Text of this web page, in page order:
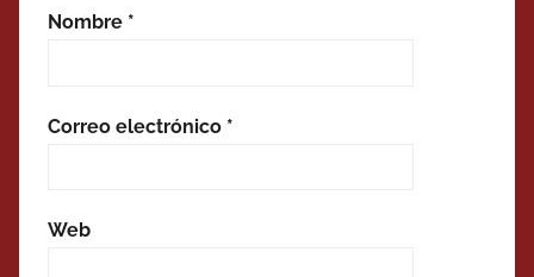
Nombre *
Correo electrónico *
Web